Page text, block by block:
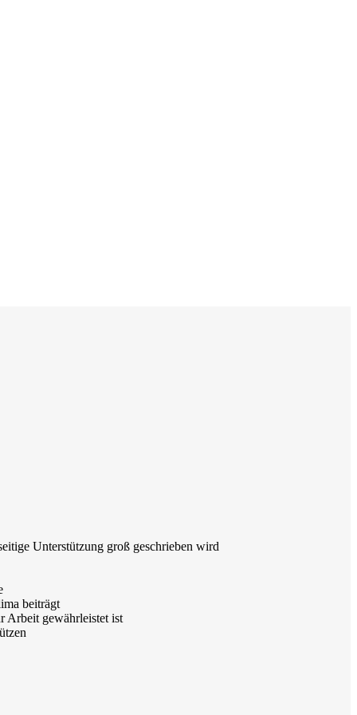
Unterstützung groß geschrieben wird
beiträgt
Arbeit gewährleistet ist